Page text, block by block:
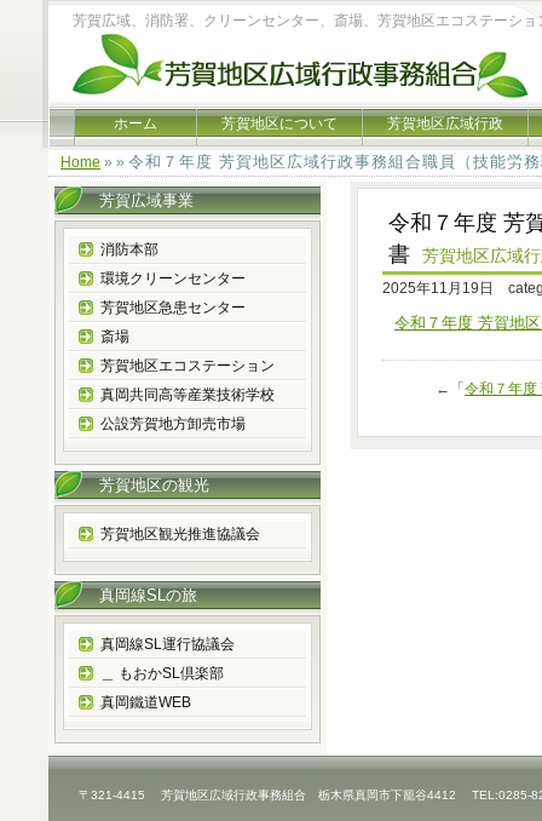
芳賀広域、消防署、クリーンセンター、斎場、芳賀地区エコステーショ
ホーム 芳賀地区について 芳賀地区広域行政
Home » » 令和７年度 芳賀地区広域行政事務組合職員（技能労
令和７年度 芳
書
芳賀地区広域
2025年11月19日
令和７年度 芳賀地
←「 令和７年度
芳賀広域事業
消防本部
環境クリーンセンター
芳賀地区急患センター
斎場
芳賀地区エコステーション
真岡共同高等産業技術学校
公設芳賀地方卸売市場
芳賀地区の観光
芳賀地区観光推進協議会
真岡線SLの旅
真岡線SL運行協議会
＿ もおかSL倶楽部
真岡鐵道WEB
〒321-4415 芳賀地区広域行政事務組合 栃木県真岡市下籠谷4412